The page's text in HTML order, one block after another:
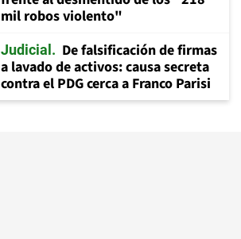
mil robos violento"
Judicial
De falsificación de firmas
a lavado de activos: causa secreta
contra el PDG cerca a Franco Parisi